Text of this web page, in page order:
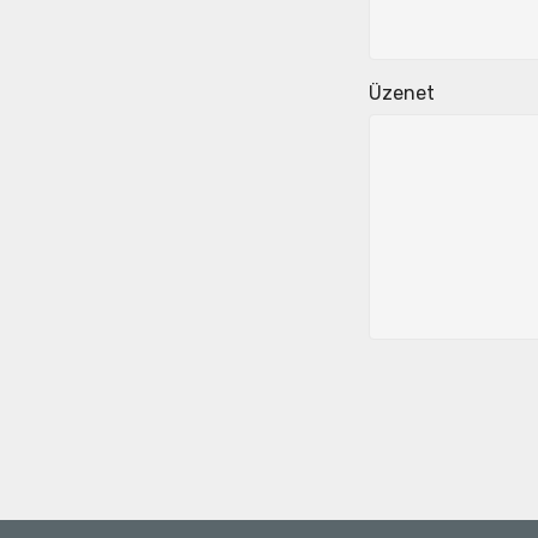
Üzenet